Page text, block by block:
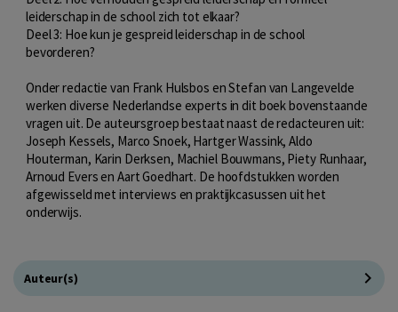
leiderschap in de school zich tot elkaar?
Deel 3: Hoe kun je gespreid leiderschap in de school
bevorderen?
Onder redactie van Frank Hulsbos en Stefan van Langevelde
werken diverse Nederlandse experts in dit boek bovenstaande
vragen uit. De auteursgroep bestaat naast de redacteuren uit:
Joseph Kessels, Marco Snoek, Hartger Wassink, Aldo
Houterman, Karin Derksen, Machiel Bouwmans, Piety Runhaar,
Arnoud Evers en Aart Goedhart. De hoofdstukken worden
afgewisseld met interviews en praktijkcasussen uit het
onderwijs.
Auteur(s)